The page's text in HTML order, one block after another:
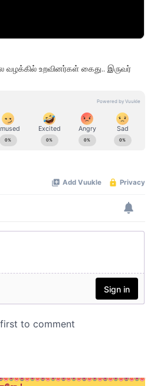
உறவினர்கள் கைது.. இருவர்